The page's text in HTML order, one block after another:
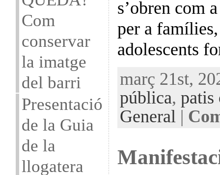
Com
conservar
la imatge
del barri
Presentació
de la Guia
de la
llogatera
s’obren com
per a
adolescents
març 21st,
pública, patis
General |